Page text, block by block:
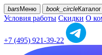
bars Меню book_circleКаталог
Условия работы Скидки О
+7 (495) 921-39-22